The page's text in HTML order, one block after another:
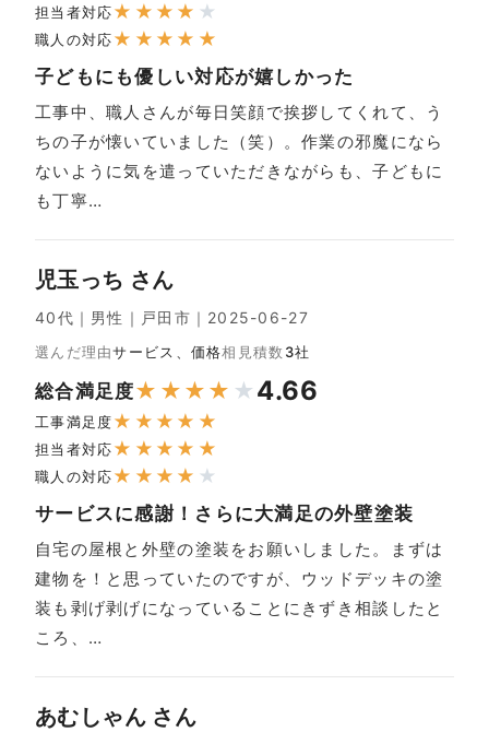
担当者対応★ ★ ★ ★ ★
職人の対応★ ★ ★ ★ ★
子どもにも優しい対応が嬉しかった
工事中、職人さんが毎日笑顔で挨拶してくれて、う
ちの子が懐いていました（笑）。作業の邪魔になら
ないように気を遣っていただきながらも、子どもに
も丁寧…
児玉っち さん
40代｜男性｜戸田市｜2025-06-27
選んだ理由サービス、価格相見積数 3社
総合満足度★ ★ ★ ★ ★ 4.66
工事満足度★ ★ ★ ★ ★
担当者対応★ ★ ★ ★ ★
職人の対応★ ★ ★ ★ ★
サービスに感謝！さらに大満足の外壁塗装
自宅の屋根と外壁の塗装をお願いしました。まずは
建物を！と思っていたのですが、ウッドデッキの塗
装も剥げ剥げになっていることにきずき相談したと
ころ、…
あむしゃん さん